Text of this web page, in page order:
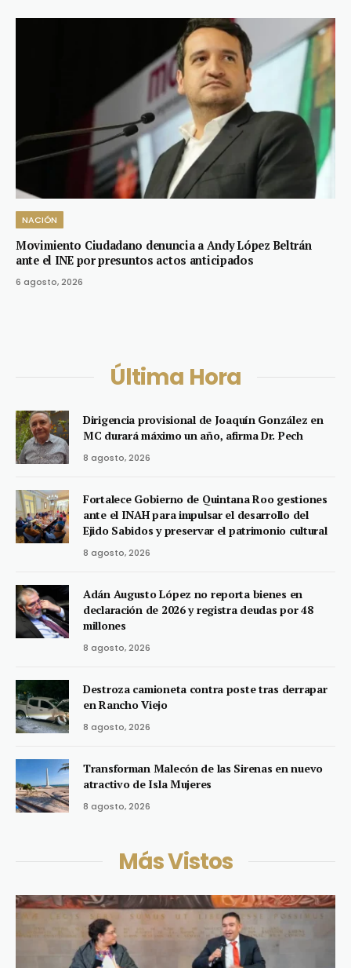
NACIÓN
Movimiento Ciudadano denuncia a Andy López Beltrán
ante el INE por presuntos actos anticipados
6 agosto, 2026
Última Hora
Dirigencia provisional de Joaquín González en
MC durará máximo un año, afirma Dr. Pech
8 agosto, 2026
Fortalece Gobierno de Quintana Roo gestiones
ante el INAH para impulsar el desarrollo del
Ejido Sabidos y preservar el patrimonio cultural
8 agosto, 2026
Adán Augusto López no reporta bienes en
declaración de 2026 y registra deudas por 48
millones
8 agosto, 2026
Destroza camioneta contra poste tras derrapar
en Rancho Viejo
8 agosto, 2026
Transforman Malecón de las Sirenas en nuevo
atractivo de Isla Mujeres
8 agosto, 2026
Más Vistos